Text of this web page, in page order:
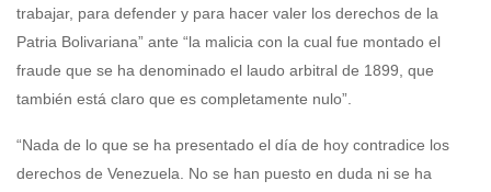
trabajar, para defender y para hacer valer los derechos de la
Patria Bolivariana” ante “la malicia con la cual fue montado el
fraude que se ha denominado el laudo arbitral de 1899, que
también está claro que es completamente nulo”.
“Nada de lo que se ha presentado el día de hoy contradice los
derechos de Venezuela. No se han puesto en duda ni se ha